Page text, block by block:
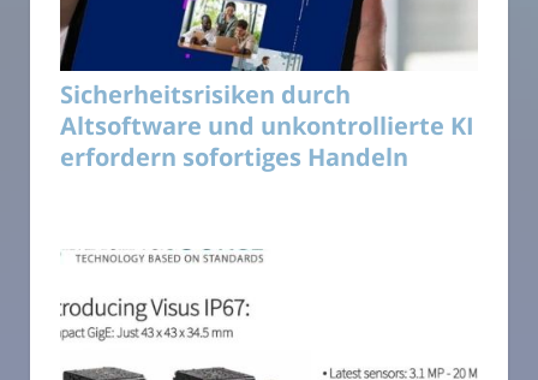
Sicherheitsrisiken durch
Altsoftware und unkontrollierte KI
erfordern sofortiges Handeln